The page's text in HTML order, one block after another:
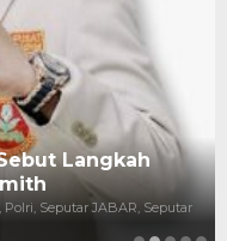
Langkah
Seputar JABAR, Seputar